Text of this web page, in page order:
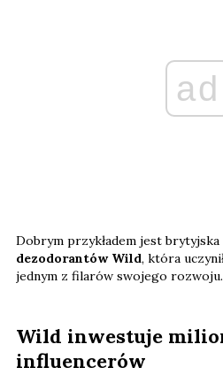
ad
Dobrym przykładem jest
dezodorantów Wild, która
jednym z filarów swojego rozwoju.
Wild inwestuje
influencerów